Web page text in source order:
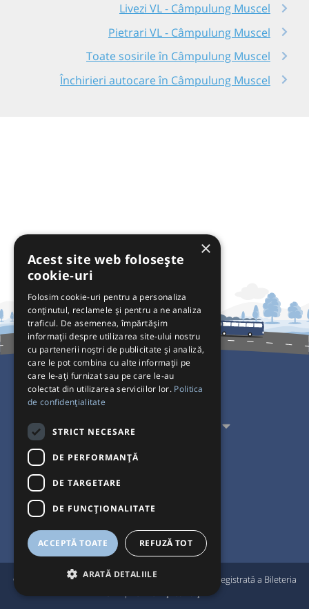
Livezi VL - Câmpulung Muscel
Pietrari VL - Câmpulung Muscel
Toate sosirile în Câmpulung Muscel
Închirieri autocare în Câmpulung Muscel
Pentru Călători
Pentru Transportatori
Interacționăm
Acceptăm plăți cu
© Bileteria 2004-2026 | Autogari.RO®
este marcă înregistrată a Bileteria
×
Acest site web folosește
cookie-uri
Folosim cookie-uri pentru a personaliza
conținutul, reclamele și pentru a ne analiza
traficul. De asemenea, împărtășim
informații despre utilizarea site-ului nostru
cu partenerii noștri de publicitate și analiză,
care le pot combina cu alte informații pe
care le-ați furnizat sau pe care le-au
colectat din utilizarea serviciilor lor. Politica
de confidențialitate
STRICT NECESARE
DE PERFORMANȚĂ
DE TARGETARE
DE FUNCŢIONALITATE
ACCEPTĂ TOATE REFUZĂ TOT
ARATĂ DETALIILE